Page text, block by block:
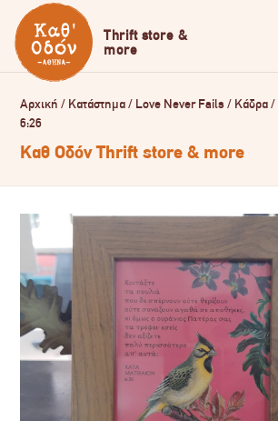
Αρχική / Κατάστημα/ Love Never Fails/ Κάδρα/
6:26
Καθ Οδόν Thrift store & more